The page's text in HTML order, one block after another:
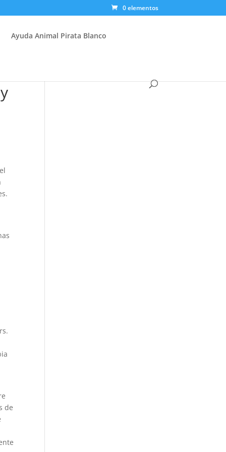
0 elementos
Ayuda Animal Pirata Blanco
de